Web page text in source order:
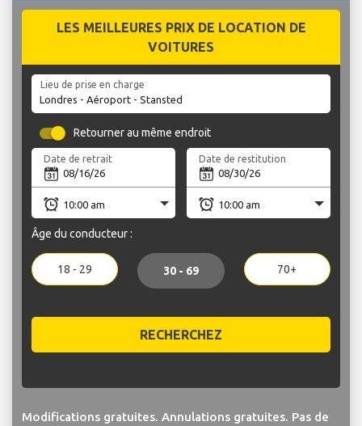
LES MEILLEURES PRIX DE LOCATION DE
VOITURES
Lieu de prise en charge
Retourner au même endroit
Date de retrait Date de restitution
Âge du conducteur :
18 - 29 30 - 69 70+
RECHERCHEZ
Modifications gratuites. Annulations gratuites. Pas de